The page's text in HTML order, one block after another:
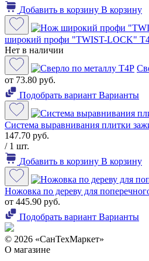
Добавить в корзину В корзину
широкий профи "TWIST-LOCK"
Нет в наличии
от 73.80 руб.
Подобрать вариант Варианты
Система выравнивания плитки
147.70 руб.
/ 1 шт.
Добавить в корзину В корзину
Ножовка по дереву для
от 445.90 руб.
Подобрать вариант Варианты
© 2026 «СанТехМаркет»
О магазине